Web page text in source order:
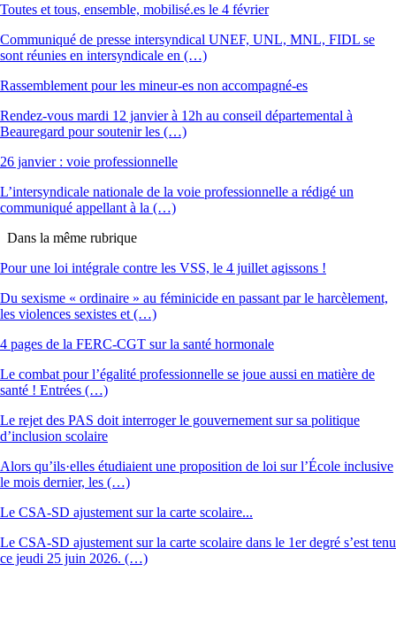
Toutes et tous, ensemble, mobilisé.es le 4 février
Communiqué de presse intersyndical UNEF, UNL, MNL, FIDL se
sont réunies en intersyndicale en (…)
Rassemblement pour les mineur-es non accompagné-es
Rendez-vous mardi 12 janvier à 12h au conseil départemental à
Beauregard pour soutenir les (…)
26 janvier : voie professionnelle
L’intersyndicale nationale de la voie professionnelle a rédigé un
communiqué appellant à la (…)
Dans la même rubrique
Pour une loi intégrale contre les VSS, le 4 juillet agissons !
Du sexisme « ordinaire » au féminicide en passant par le harcèlement,
les violences sexistes et (…)
4 pages de la FERC-CGT sur la santé hormonale
Le combat pour l’égalité professionnelle se joue aussi en matière de
santé ! Entrées (…)
Le rejet des PAS doit interroger le gouvernement sur sa politique
d’inclusion scolaire
Alors qu’ils·elles étudiaient une proposition de loi sur l’École inclusive
le mois dernier, les (…)
Le CSA-SD ajustement sur la carte scolaire...
Le CSA-SD ajustement sur la carte scolaire dans le 1er degré s’est tenu
ce jeudi 25 juin 2026. (…)